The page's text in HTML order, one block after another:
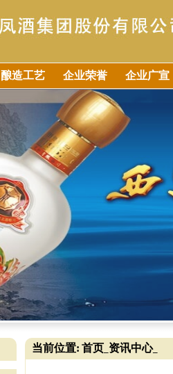
酿造工艺 企业荣誉 企业广宣
当前位置: 首页 资讯中心_